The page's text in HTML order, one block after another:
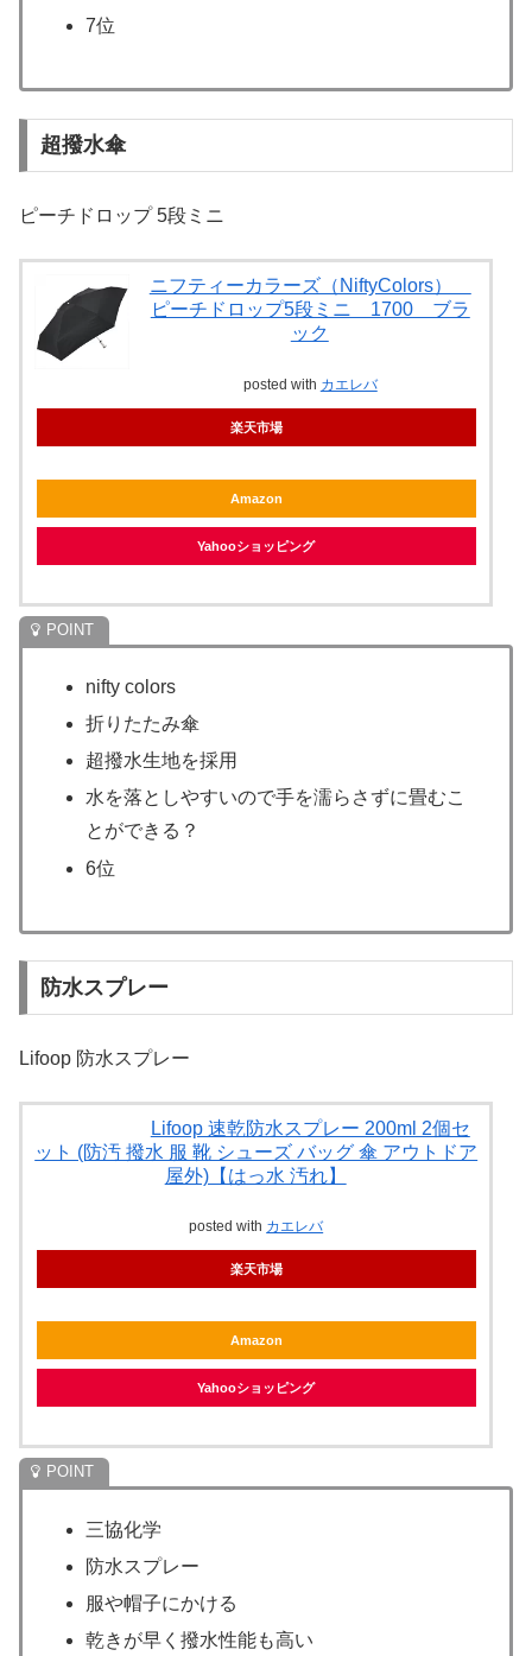
7位
超撥水傘
ピーチドロップ 5段ミニ
ニフティーカラーズ（NiftyColors）
ピーチドロップ5段ミニ 1700 ブラ
ック
posted with カエレバ
楽天市場
Amazon
Yahooショッピング
nifty colors
折りたたみ傘
超撥水生地を採用
水を落としやすいので手を濡らさずに畳むこ
とができる？
6位
防水スプレー
Lifoop 防水スプレー
Lifoop 速乾防水スプレー 200ml 2個セ
ット (防汚 撥水 服 靴 シューズ バッグ 傘 アウトドア
屋外)【はっ水 汚れ】
posted with カエレバ
楽天市場
Amazon
Yahooショッピング
三協化学
防水スプレー
服や帽子にかける
乾きが早く撥水性能も高い